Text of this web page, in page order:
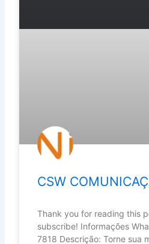
CSW
Thank you for reading this
subscribe! Informações
7818 Descrição: Torne sua